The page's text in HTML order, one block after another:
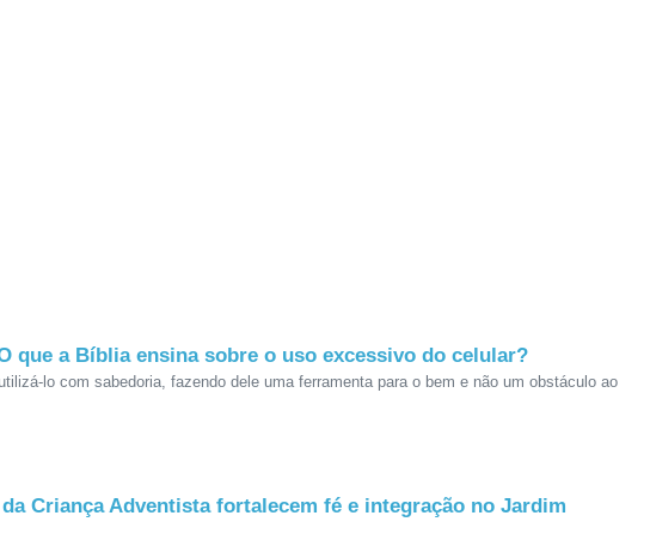
que a Bíblia ensina sobre o uso excessivo do celular?
lo com sabedoria, fazendo dele uma ferramenta para o bem e não um obstáculo ao
Criança Adventista fortalecem fé e integração no Jardim